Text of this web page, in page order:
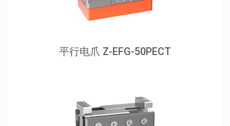
平行电爪 Z-EFG-50PECT